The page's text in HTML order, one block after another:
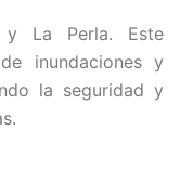
y La Perla. Este
inundaciones y
la seguridad y